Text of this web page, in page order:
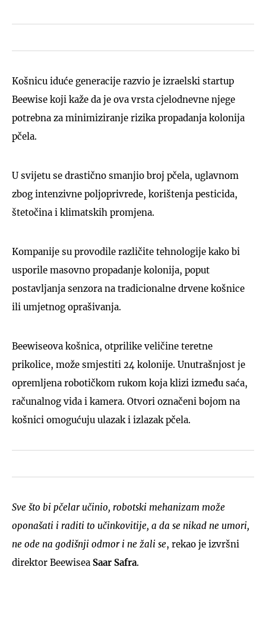
Košnicu iduće generacije razvio je izraelski startup
Beewise koji kaže da je ova vrsta cjelodnevne njege
potrebna za minimiziranje rizika propadanja kolonija
pčela.
U svijetu se drastično smanjio broj pčela, uglavnom
zbog intenzivne poljoprivrede, korištenja pesticida,
štetočina i klimatskih promjena.
Kompanije su provodile različite tehnologije kako bi
usporile masovno propadanje kolonija, poput
postavljanja senzora na tradicionalne drvene košnice
ili umjetnog oprašivanja.
Beewiseova košnica, otprilike veličine teretne
prikolice, može smjestiti 24 kolonije. Unutrašnjost je
opremljena robotičkom rukom koja klizi između saća,
računalnog vida i kamera. Otvori označeni bojom na
košnici omogućuju ulazak i izlazak pčela.
Sve što bi pčelar učinio, robotski mehanizam može
oponašati i raditi to učinkovitije, a da se nikad ne umori,
ne ode na godišnji odmor i ne žali se, rekao je izvršni
direktor Beewisea Saar Safra.